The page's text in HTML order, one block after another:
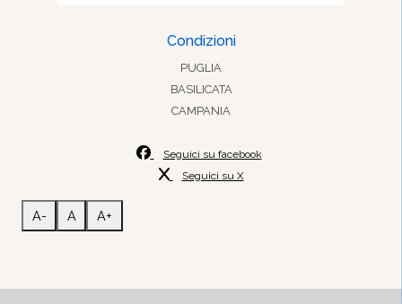
Condizioni
PUGLIA
BASILICATA
CAMPANIA
Seguici su facebook
Seguici su X
A- A A+